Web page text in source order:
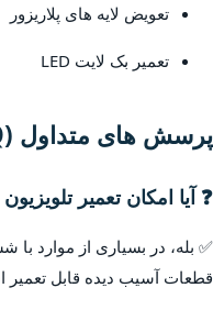
تعویض لایه های پلاریزور
تعمیر بک لایت LED
پرسش های متداول (FAQ)
❓ آیا امکان تعمیر
✅ بله، در بسیاری از موارد
قطعات آسیب دیده قابل